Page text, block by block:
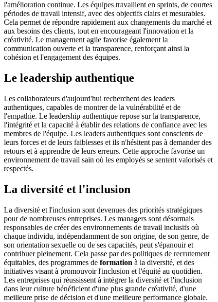
l'amélioration continue. Les équipes travaillent en sprints, de courtes
périodes de travail intensif, avec des objectifs clairs et mesurables.
Cela permet de répondre rapidement aux changements du marché et
aux besoins des clients, tout en encourageant l'innovation et la
créativité. Le management agile favorise également la
communication ouverte et la transparence, renforçant ainsi la
cohésion et l'engagement des équipes.
Le leadership authentique
Les collaborateurs d'aujourd'hui recherchent des leaders
authentiques, capables de montrer de la vulnérabilité et de
l'empathie. Le leadership authentique repose sur la transparence,
l'intégrité et la capacité à établir des relations de confiance avec les
membres de l'équipe. Les leaders authentiques sont conscients de
leurs forces et de leurs faiblesses et ils n'hésitent pas à demander des
retours et à apprendre de leurs erreurs. Cette approche favorise un
environnement de travail sain où les employés se sentent valorisés et
respectés.
La diversité et l'inclusion
La diversité et l'inclusion sont devenues des priorités stratégiques
pour de nombreuses entreprises. Les managers sont désormais
responsables de créer des environnements de travail inclusifs où
chaque individu, indépendamment de son origine, de son genre, de
son orientation sexuelle ou de ses capacités, peut s'épanouir et
contribuer pleinement. Cela passe par des politiques de recrutement
équitables, des programmes de formation à la diversité, et des
initiatives visant à promouvoir l'inclusion et l'équité au quotidien.
Les entreprises qui réussissent à intégrer la diversité et l'inclusion
dans leur culture bénéficient d'une plus grande créativité, d'une
meilleure prise de décision et d'une meilleure performance globale.